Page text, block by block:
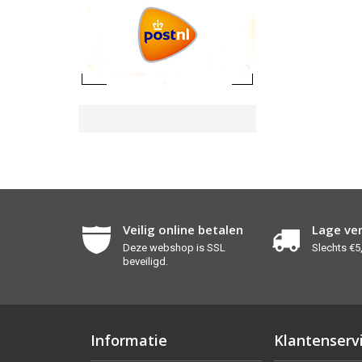
Veilig online betalen
Deze webshop is SSL
beveiligd.
Lage
Slechts
Informatie